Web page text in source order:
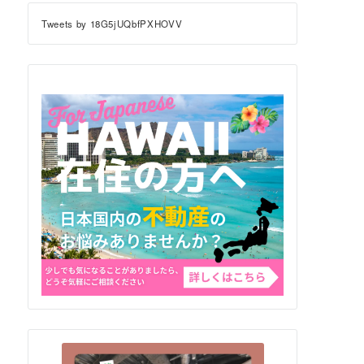
Tweets by 18G5jUQbfPXHOVV